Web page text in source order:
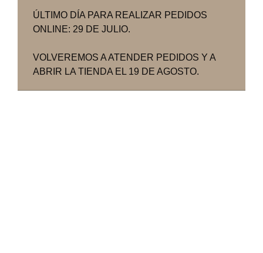
ÚLTIMO DÍA PARA REALIZAR PEDIDOS
ONLINE: 29 DE JULIO.
VOLVEREMOS A ATENDER PEDIDOS Y A
ABRIR LA TIENDA EL 19 DE AGOSTO.